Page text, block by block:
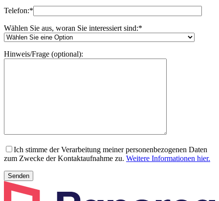
Telefon:*
Wählen Sie aus, woran Sie interessiert sind:*
Hinweis/Frage (optional):
Ich stimme der Verarbeitung meiner personenbezogenen Daten
zum Zwecke der Kontaktaufnahme zu. Weitere Informationen hier.